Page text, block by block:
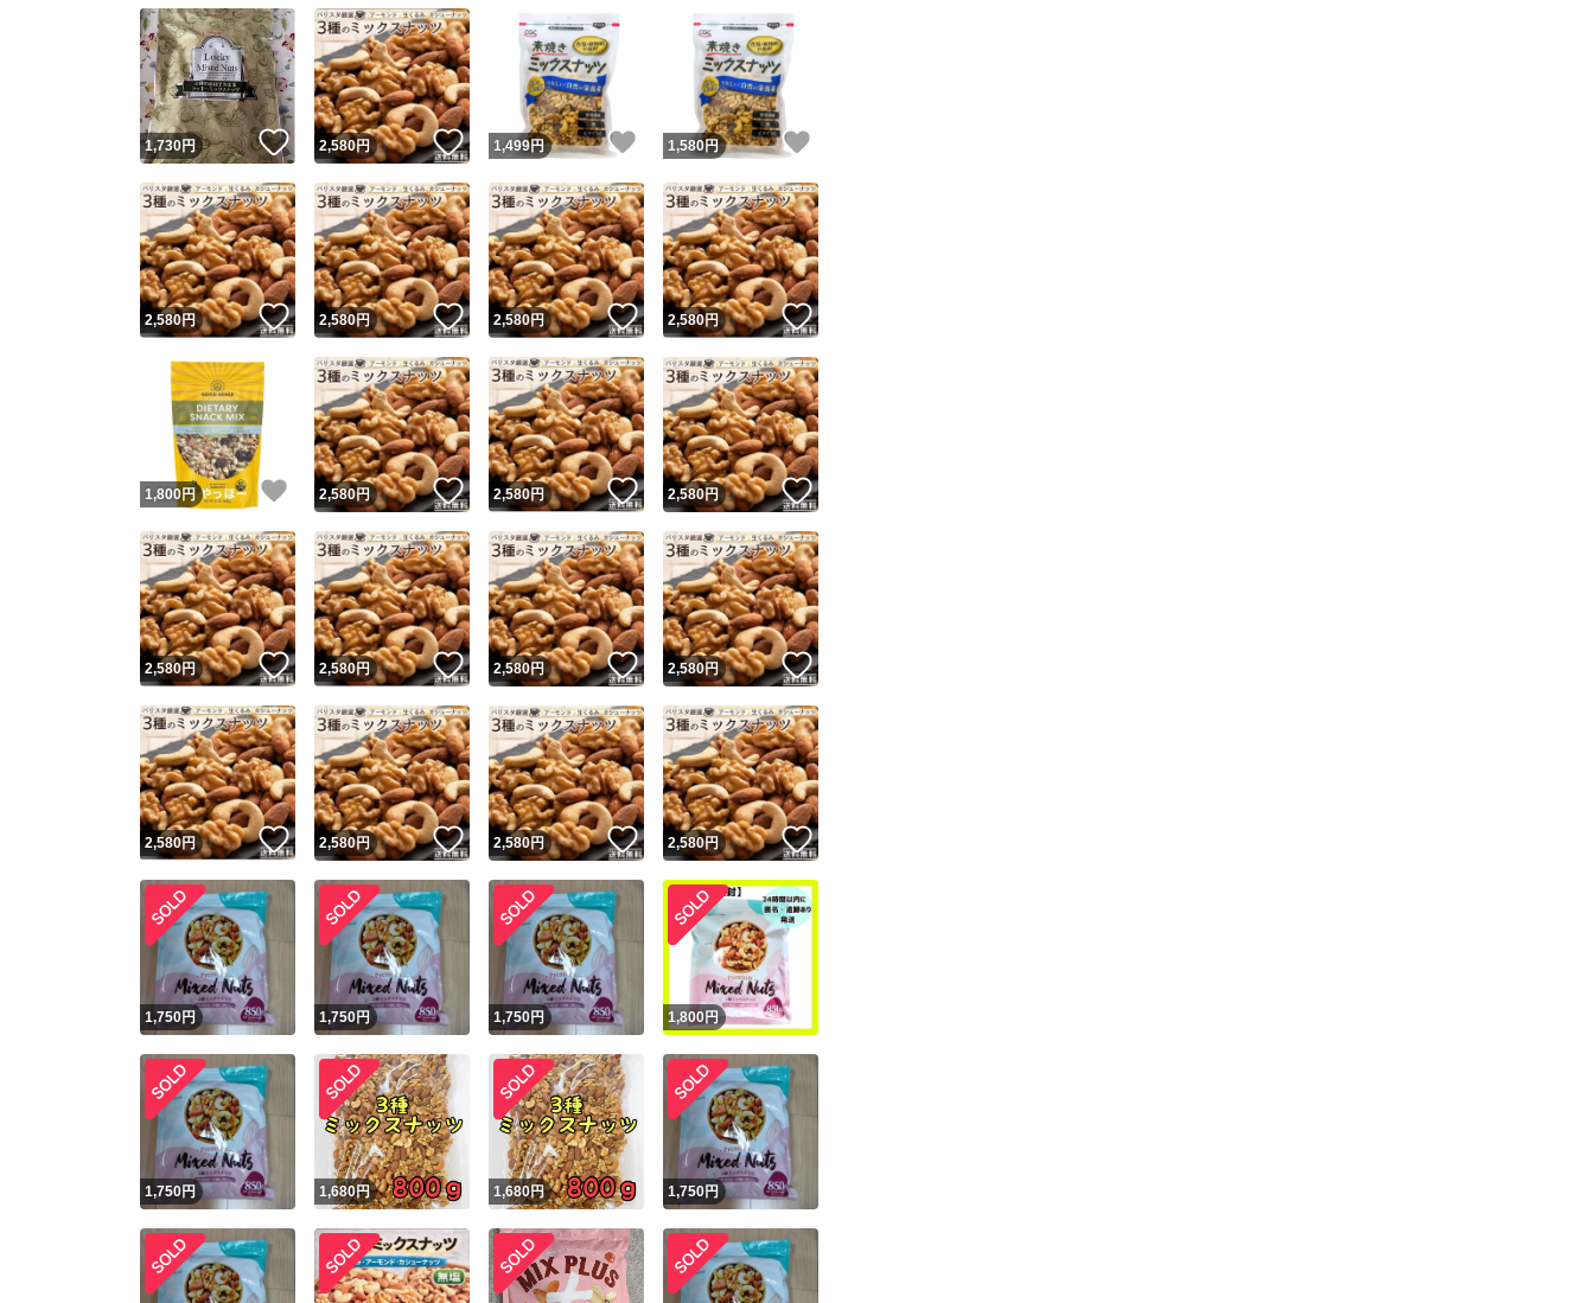
安心発送 このユーザーは設定した発送日数内に発送しています
1,730円 いいね！
2,580円 いいね！
1,499円 いいね！
1,580円
2,580円 いいね！
2,580円 いいね！
2,580円 いいね！
2,580円 いいね！
1,800円 いいね！
2,580円 いいね！
2,580円 いいね！
2,580円 いいね！
2,580円 いいね！
2,580円 いいね！
2,580円 いいね！
2,580円 いいね！
2,580円 いいね！
2,580円 いいね！
2,580円 いいね！
2,580円 いいね！
1,750円 1,750円 1,750円 1,800円
1,750円 1,680円 1,680円 1,750円